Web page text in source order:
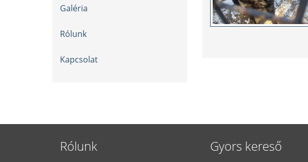
Galéria
Rólunk
Kapcsolat
Rólunk Gyors kereső